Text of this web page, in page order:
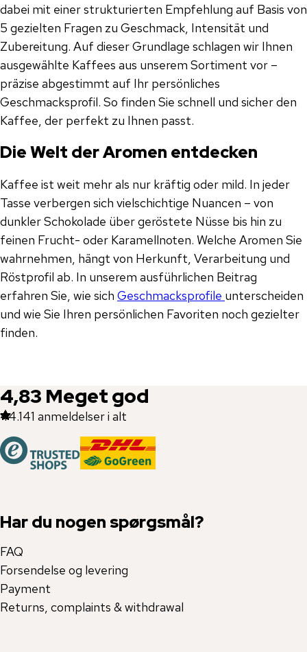
dabei mit einer strukturierten Empfehlung auf Basis von
5 gezielten Fragen zu Geschmack, Intensität und
Zubereitung. Auf dieser Grundlage schlagen wir Ihnen
ausgewählte Kaffees aus unserem Sortiment vor –
präzise abgestimmt auf Ihr persönliches
Geschmacksprofil. So finden Sie schnell und sicher den
Kaffee, der perfekt zu Ihnen passt.
Die Welt der Aromen entdecken
Kaffee ist weit mehr als nur kräftig oder mild. In jeder
Tasse verbergen sich vielschichtige Nuancen – von
dunkler Schokolade über geröstete Nüsse bis hin zu
feinen Frucht- oder Karamellnoten. Welche Aromen Sie
wahrnehmen, hängt von Herkunft, Verarbeitung und
Röstprofil ab. In unserem ausführlichen Beitrag
erfahren Sie, wie sich Geschmacksprofile unterscheiden
und wie Sie Ihren persönlichen Favoriten noch gezielter
finden.
4,83 Meget god
44.141 anmeldelser i alt
Har du nogen spørgsmål?
FAQ
Forsendelse og levering
Payment
Returns, complaints & withdrawal